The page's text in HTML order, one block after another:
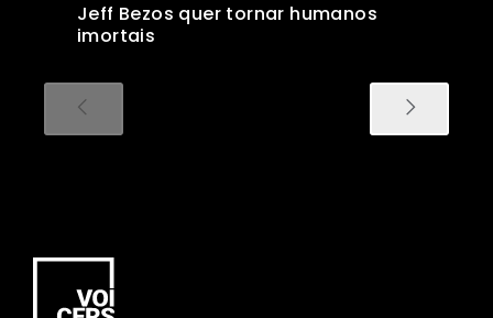
Jeff Bezos quer tornar humanos
imortais